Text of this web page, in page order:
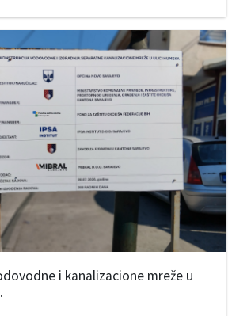
i kanalizacione mreže u